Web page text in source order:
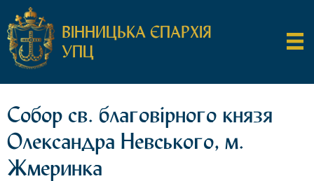
ВІННИЦЬКА ЄПАРХІЯ
УПЦ
Собор св. благовірного князя
Олександра Невського, м.
Жмеринка